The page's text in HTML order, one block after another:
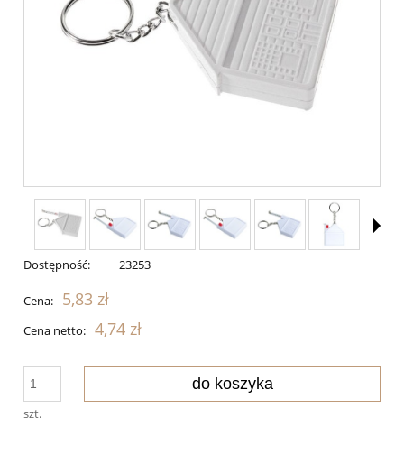
Dostępność: 23253
Cena: 5,83 zł
Cena netto: 4,74 zł
szt.
do koszyka